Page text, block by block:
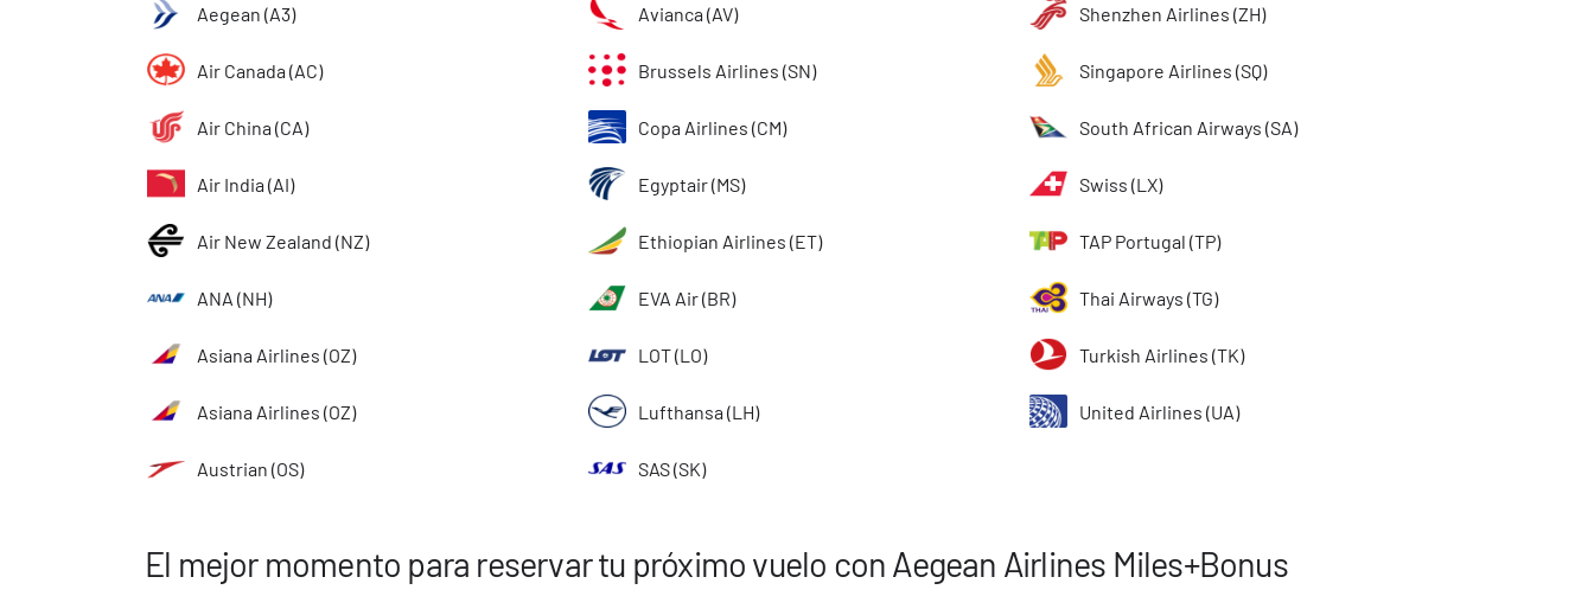
Aegean (A3)
Air Canada (AC)
Air China (CA)
Air India (AI)
Air New Zealand (NZ)
ANA (NH)
Asiana Airlines (OZ)
Asiana Airlines (OZ)
Austrian (OS)
Avianca (AV)
Brussels Airlines (SN)
Copa Airlines (CM)
Egyptair (MS)
Ethiopian Airlines (ET)
EVA Air (BR)
LOT (LO)
Lufthansa (LH)
SAS (SK)
Shenzhen Airlines (ZH)
Singapore Airlines (SQ)
South African Airways (SA)
Swiss (LX)
TAP Portugal (TP)
Thai Airways (TG)
Turkish Airlines (TK)
United Airlines (UA)
El mejor momento para reservar tu próximo vuelo con Aegean Airlines Miles+Bonus